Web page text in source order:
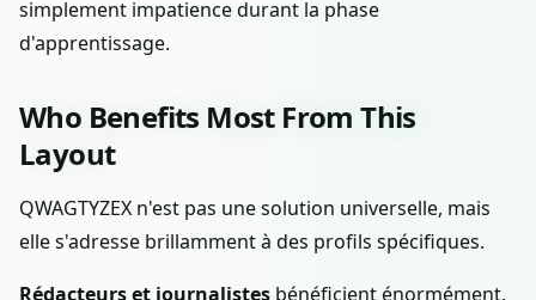
simplement impatience durant la phase
d'apprentissage.
Who Benefits Most From This
Layout
QWAGTYZEX n'est pas une solution universelle, mais
elle s'adresse brillamment à des profils spécifiques.
Rédacteurs et journalistes bénéficient énormément.